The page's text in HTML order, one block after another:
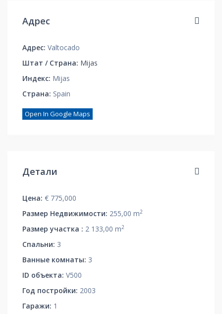
Адрес
Адрес: Valtocado
Штат / Страна: Mijas
Индекс: Mijas
Страна: Spain
Open In Google Maps
Детали
Цена: € 775,000
Размер Недвижимости: 255,00 m2
Размер участка : 2 133,00 m2
Спальни: 3
Ванные комнаты: 3
ID объекта: V500
Год постройки: 2003
Гаражи: 1